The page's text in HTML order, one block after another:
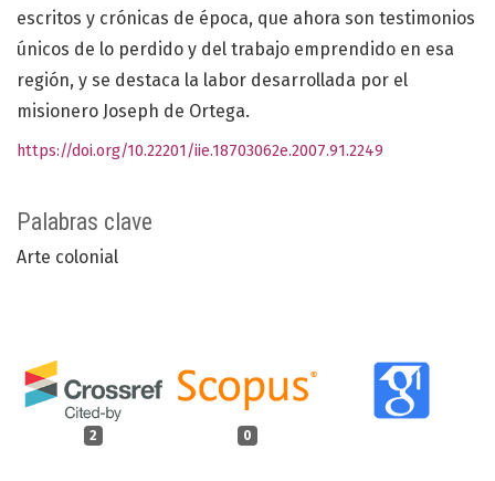
Palabras clave
Arte colonial
2 0
escritos y crónicas de época, que ahora son testimonios
únicos de lo perdido y del trabajo emprendido en esa
región, y se destaca la labor desarrollada por el
misionero Joseph de Ortega.
https://doi.org/10.22201/iie.18703062e.2007.91.2249